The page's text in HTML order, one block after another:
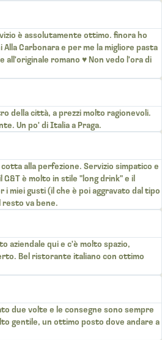
è assolutamente ottimo. finora ho
Carbonara e per me la migliore pasta
all'originale romano ♥️ Non vedo l'ora di
della città, a prezzi molto ragionevoli.
Un po' di Italia a Praga.
alla perfezione. Servizio simpatico e
è molto in stile "long drink" e il
i miei gusti (il che è poi aggravato dal tipo
resto va bene.
aziendale qui e c'è molto spazio,
Bel ristorante italiano con ottimo
due volte e le consegne sono sempre
gentile, un ottimo posto dove andare a